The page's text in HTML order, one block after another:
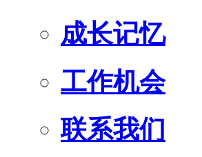
成长记忆
工作机会
联系我们